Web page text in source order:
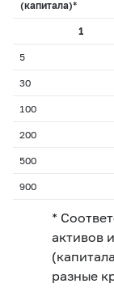
(капитала)*
1
5
30
100
200
500
900
*
активов
разные